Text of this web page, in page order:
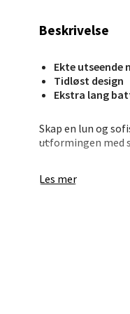
Beskrivelse
Ekte utseende
Tidløst design
Ekstra lang
Skap en lun og
utformingen med
batterier og kan
Les mer